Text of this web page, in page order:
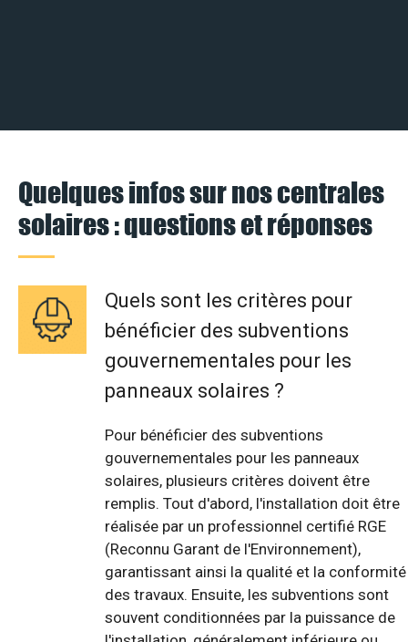
Quelques infos sur nos centrales
solaires : questions et réponses
Quels sont les critères pour
bénéficier des subventions
gouvernementales pour les
panneaux solaires ?
Pour bénéficier des subventions
gouvernementales pour les panneaux
solaires, plusieurs critères doivent être
remplis. Tout d'abord, l'installation doit être
réalisée par un professionnel certifié RGE
(Reconnu Garant de l'Environnement),
garantissant ainsi la qualité et la conformité
des travaux. Ensuite, les subventions sont
souvent conditionnées par la puissance de